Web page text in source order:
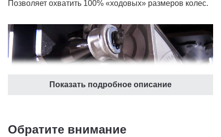
Позволяет охватить 100% «ходовых» размеров колес.
Показать подробное описание
Обратите внимание